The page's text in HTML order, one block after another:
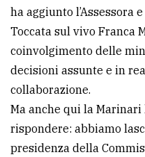
ha aggiunto l’Assessora
Toccata sul vivo Franca
coinvolgimento delle
decisioni assunte e in
collaborazione.
Ma anche qui la
rispondere: abbiamo
presidenza della